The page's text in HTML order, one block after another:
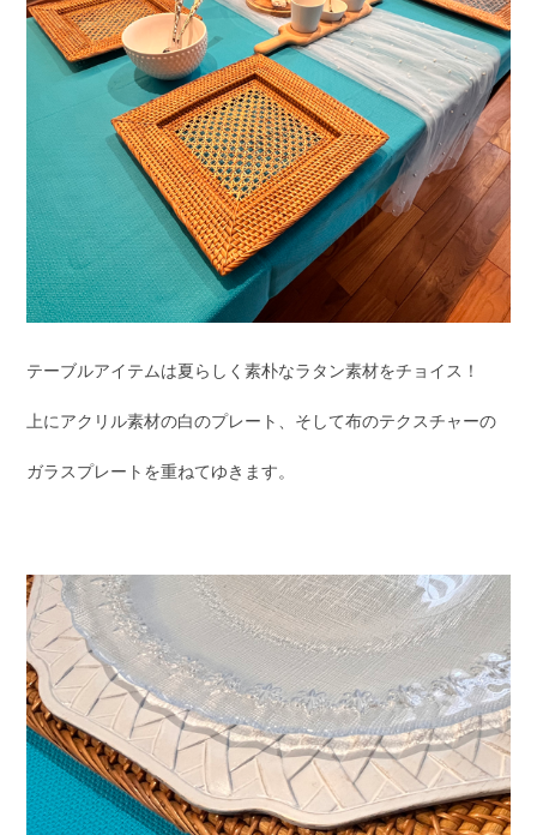
テーブルアイテムは夏らしく素朴なラタン素材をチョイス！
上にアクリル素材の白のプレート、そして布のテクスチャーの
ガラスプレートを重ねてゆきます。